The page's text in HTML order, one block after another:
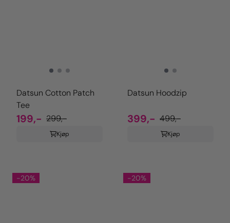
Datsun Cotton Patch
Tee
199,- 299,-
Kjøp
Datsun Hoodzip
399,- 499,-
Kjøp
-20% -20%